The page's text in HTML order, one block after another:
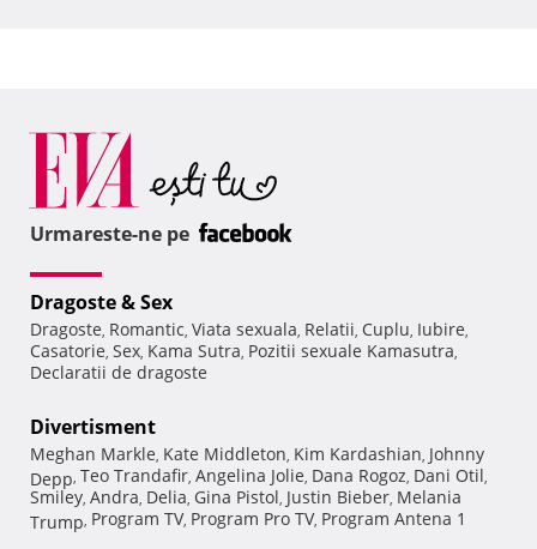
Urmareste-ne pe
Dragoste & Sex
Dragoste, Romantic, Viata sexuala, Relatii, Cuplu, Iubire,
Casatorie, Sex, Kama Sutra, Pozitii sexuale Kamasutra,
Declaratii de dragoste
Divertisment
Meghan Markle, Kate Middleton, Kim Kardashian, Johnny
Depp, Teo Trandafir, Angelina Jolie, Dana Rogoz, Dani Otil,
Smiley, Andra, Delia, Gina Pistol, Justin Bieber, Melania
Trump, Program TV, Program Pro TV, Program Antena 1